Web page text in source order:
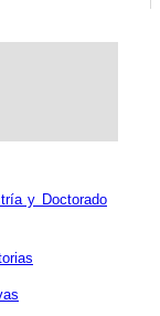
y Doctorado